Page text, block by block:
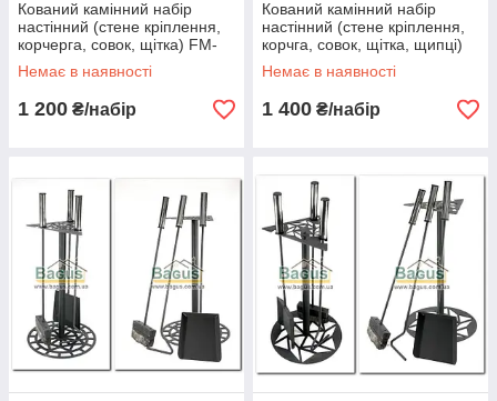
Кований камінний набір
настінний (стене кріплення,
корчерга, совок, щітка) FM-
0048
Немає в наявності
1 200 ₴/набір
Кований камінний набір
настінний (стене кріплення,
корчга, совок, щітка, щипці)
FM-0049
Немає в наявності
1 400 ₴/набір